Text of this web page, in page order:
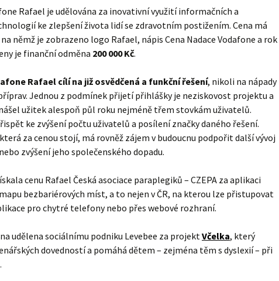
Rafael je udělována za inovativní využití informačních a
ke zlepšení života lidí se zdravotním postižením. Cena má
němž je zobrazeno logo Rafael, nápis Cena Nadace Vodafone a rok
je finanční odměna 200 000 Kč.
Rafael cílí na již osvědčená a funkční řešení, nikoli na nápady
Jednou z podmínek přijetí přihlášky je neziskovost projektu a
užitek alespoň půl roku nejméně třem stovkám uživatelů.
ke zvýšení počtu uživatelů a posílení značky daného řešení.
za cenou stojí, má rovněž zájem v budoucnu podpořit další vývoj
zvýšení jeho společenského dopadu.
cenu Rafael Česká asociace paraplegiků – CZEPA za aplikaci
bezbariérových míst, a to nejen v ČR, na kterou lze přistupovat
pro chytré telefony nebo přes webové rozhraní.
udělena sociálnímu podniku Levebee za projektVčelka, který
dovedností a pomáhá dětem – zejména těm s dyslexií – při